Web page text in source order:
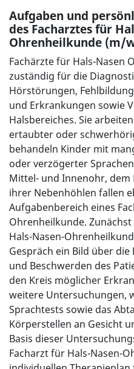
Aufgaben und
des Facharztes für
Ohrenheilkunde (m/
Fachärzte für Hals-Nasen
zuständig für die
Hörstörungen,
und Erkrankungen sowie
Halsbereiches. Sie
ertaubter oder
behandeln Kinder mit
oder verzögerter
Mittel- und Innenohr, dem
ihrer Nebenhöhlen fallen
Aufgabenbereich eines
Ohrenheilkunde.
Hals-Nasen-
Gespräch ein Bild über
und Beschwerden des
den Kreis möglicher
weitere Untersuchungen,
Sprachtests sowie das
Körperstellen an Gesicht
Basis dieser
Facharzt für Hals-Nasen-